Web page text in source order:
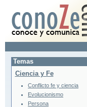
Temas
Ciencia y Fe
Conflicto fe y ciencia
Evolucionismo
Persona